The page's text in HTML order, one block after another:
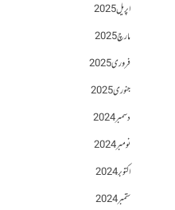
اپریل 2025
مارچ 2025
فروری 2025
جنوری 2025
دسمبر 2024
نومبر 2024
اکتوبر 2024
ستمبر 2024